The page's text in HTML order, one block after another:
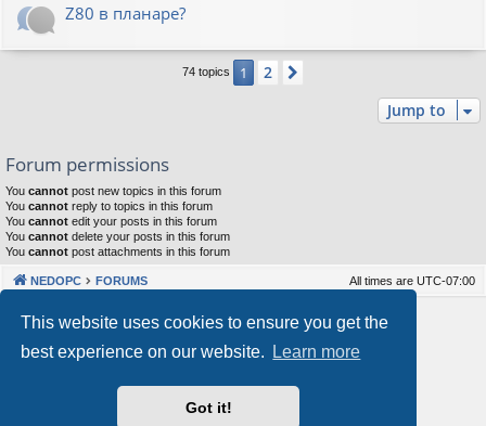
This website uses cookies to ensure you get the
best experience on our website.
Learn more
Got it!
Z80 в планаре?
74 topics 1 2
Jump to
Forum permissions
You cannot post new topics in this forum
You cannot reply to topics in this forum
You cannot edit your posts in this forum
You cannot delete your posts in this forum
You cannot post attachments in this forum
NEDOPC FORUMS All times are UTC-07:00
Powered by phpBB® Forum Software © phpBB Limited
Our VPS Hosting By RimuHosting
This server is located in London data center